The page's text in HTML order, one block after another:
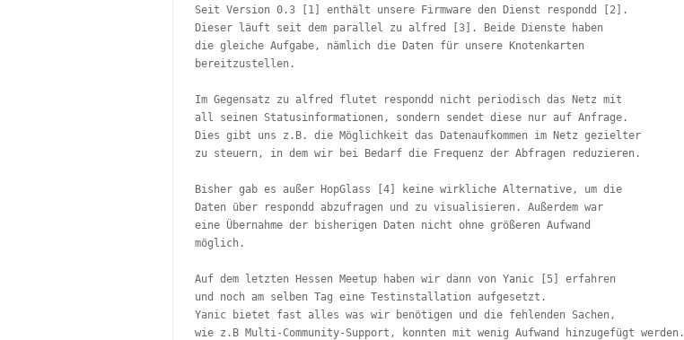
Seit Version 0.3 [1] enthält unsere Firmware den Dienst respondd [2].
Dieser läuft seit dem parallel zu alfred [3]. Beide Dienste haben
die gleiche Aufgabe, nämlich die Daten für unsere Knotenkarten
bereitzustellen.
Im Gegensatz zu alfred flutet respondd nicht periodisch das Netz mit
all seinen Statusinformationen, sondern sendet diese nur auf Anfrage.
Dies gibt uns z.B. die Möglichkeit das Datenaufkommen im Netz gezielter
zu steuern, in dem wir bei Bedarf die Frequenz der Abfragen reduzieren.
Bisher gab es außer HopGlass [4] keine wirkliche Alternative, um die
Daten über respondd abzufragen und zu visualisieren. Außerdem war
eine Übernahme der bisherigen Daten nicht ohne größeren Aufwand
möglich.
Auf dem letzten Hessen Meetup haben wir dann von Yanic [5] erfahren
und noch am selben Tag eine Testinstallation aufgesetzt.
Yanic bietet fast alles was wir benötigen und die fehlenden Sachen,
wie z.B Multi-Community-Support, konnten mit wenig Aufwand hinzugefügt werden.